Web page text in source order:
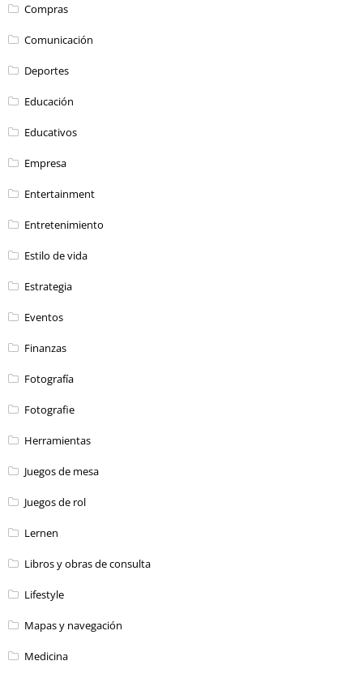
Compras
Comunicación
Deportes
Educación
Educativos
Empresa
Entertainment
Entretenimiento
Estilo de vida
Estrategia
Eventos
Finanzas
Fotografía
Fotografie
Herramientas
Juegos de mesa
Juegos de rol
Lernen
Libros y obras de consulta
Lifestyle
Mapas y navegación
Medicina